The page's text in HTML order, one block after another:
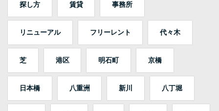
探し方 賃貸 事務所
リニューアル フリーレント 代々木
芝 港区 明石町 京橋
日本橋 八重洲 新川 八丁堀